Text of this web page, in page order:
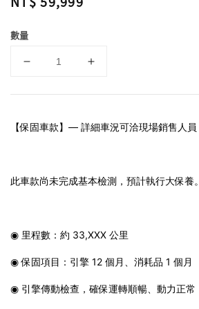
數量
【保固車款】— 詳細車況可洽現場銷售人員
此車款尚未完成基本檢測，預計執行大保養。
◉ 里程數：約 33,XXX 公里
◉ 保固項目：引擎 12 個月、消耗品 1 個月
◉ 引擎傳動檢查，確保運轉順暢、動力正常